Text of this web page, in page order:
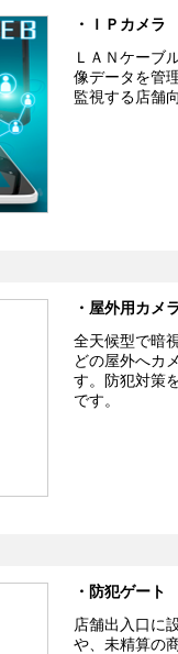
・ＩＰカメラ
ＬＡＮケーブ
像データを管
監視する店舗
・屋外用カメ
全天候型で暗
どの屋外へカ
す。防犯対策
です。
・防犯ゲート
店舗出入口に
や、未精算の